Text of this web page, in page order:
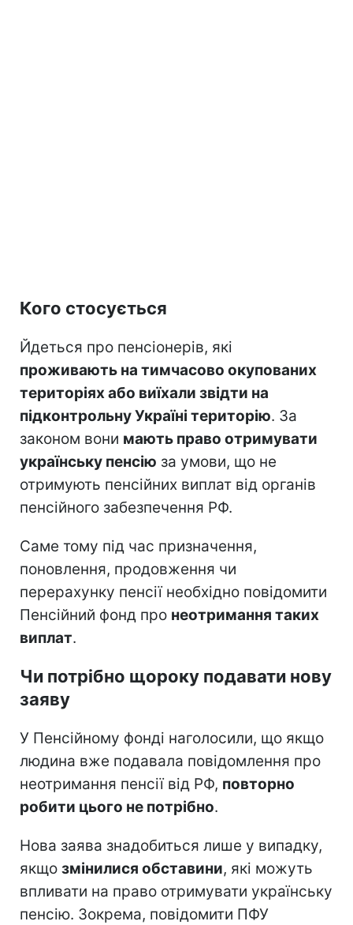
Кого стосується
Йдеться про пенсіонерів, які
проживають на тимчасово окупованих
територіях або виїхали звідти на
підконтрольну Україні територію. За
законом вони мають право отримувати
українську пенсію за умови, що не
отримують пенсійних виплат від органів
пенсійного забезпечення РФ.
Саме тому під час призначення,
поновлення, продовження чи
перерахунку пенсії необхідно повідомити
Пенсійний фонд про неотримання таких
виплат.
Чи потрібно щороку подавати нову
заяву
У Пенсійному фонді наголосили, що якщо
людина вже подавала повідомлення про
неотримання пенсії від РФ, повторно
робити цього не потрібно.
Нова заява знадобиться лише у випадку,
якщо змінилися обставини, які можуть
впливати на право отримувати українську
пенсію. Зокрема, повідомити ПФУ